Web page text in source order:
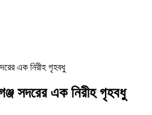
এক নিরীহ গৃহবধু
সদরের এক নিরীহ গৃহবধু